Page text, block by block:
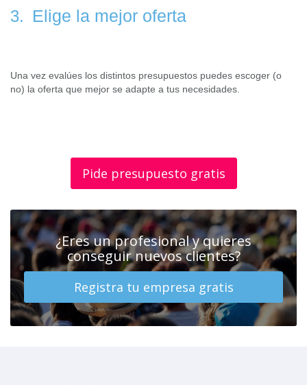
3. Elige la mejor oferta
Una vez evalúes los distintos presupuestos puedes escoger (o
no) la oferta que mejor se adapte a tus necesidades.
Pide presupuesto gratis
¿Eres un profesional y quieres
conseguir nuevos clientes?
Registra tu empresa gratis